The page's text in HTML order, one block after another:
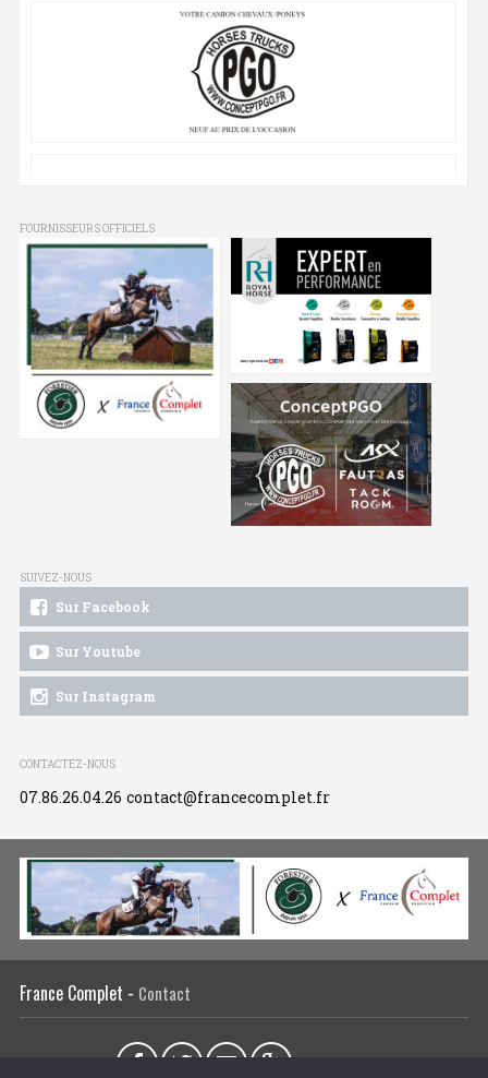
FOURNISSEURS OFFICIELS
SUIVEZ-NOUS
Sur Facebook
Sur Youtube
Sur Instagram
CONTACTEZ-NOUS
07.86.26.04.26 contact@francecomplet.fr
France Complet - Contact